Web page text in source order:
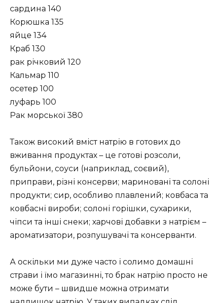
сардина 140
Корюшка 135
яйце 134
Краб 130
рак річковий 120
Кальмар 110
осетер 100
луфарь 100
Рак морської 380
Також високий вміст натрію в готових до
вживання продуктах – це готові розсоли,
бульйони, соуси (наприклад, соєвий),
приправи, різні консерви; мариновані та солоні
продукти; сир, особливо плавлений; ковбаса та
ковбасні вироби; солоні горішки, сухарики,
чіпси та інші снеки; харчові добавки з натрієм –
ароматизатори, розпушувачі та консерванти.
А оскільки ми дуже часто і солимо домашні
страви і їмо магазинні, то брак натрію просто не
може бути – швидше можна отримати